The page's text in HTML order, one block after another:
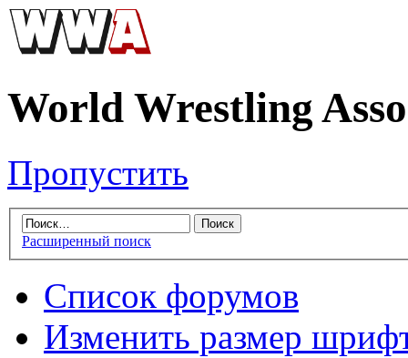
World Wrestling
Пропустить
Расширенный поиск
Список форумов
Изменить размер